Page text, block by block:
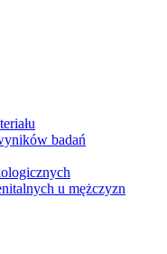
badań
u mężczyzn